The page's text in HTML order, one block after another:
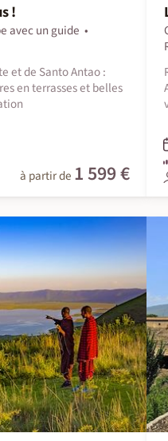
!
avec un guide
et de Santo Antao :
en terrasses et belles
à partir de 1 599 €